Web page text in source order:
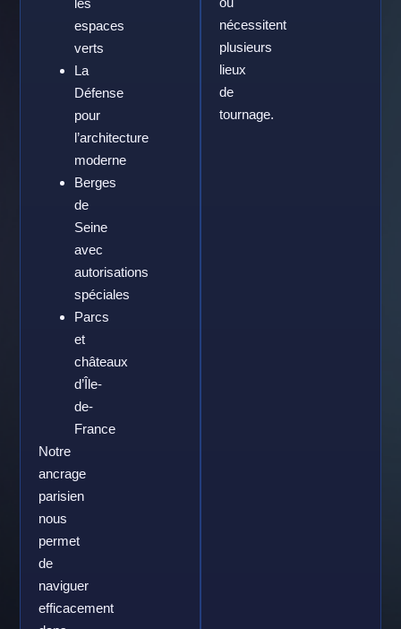
espaces
verts
La
Défense
pour
l’architecture
moderne
Berges
de
Seine
avec
autorisations
spéciales
Parcs
et
châteaux
d’Île-
de-
France
Notre
ancrage
parisien
nous
permet
de
naviguer
efficacement
nécessitent
plusieurs
lieux
de
tournage.